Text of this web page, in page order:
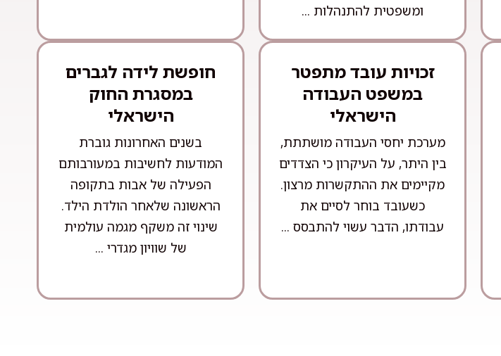
ומשפטית להתנהלות ...
זכויות עובד מתפטר
במשפט העבודה
הישראלי
מערכת יחסי העבודה מושתתת,
בין היתר, על העיקרון כי הצדדים
מקיימים את ההתקשרות מרצון.
כשעובד בוחר לסיים את
עבודתו, הדבר עשוי להתבסס ...
חופשת לידה לגברים
במסגרת החוק
הישראלי
בשנים האחרונות גוברת
המודעות לחשיבות במעורבותם
הפעילה של אבות בתקופה
הראשונה שלאחר הולדת הילד.
שינוי זה משקף מגמה עולמית
של שוויון מגדרי ...